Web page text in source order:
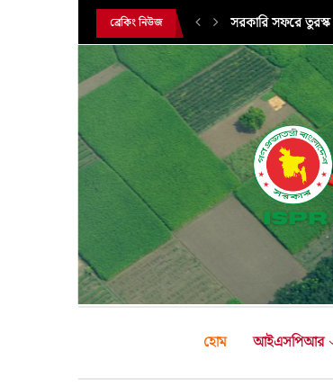
ব্রেকিং নিউজ সরকারি সফরে তুরস্ক
হোম আইএসপিআর